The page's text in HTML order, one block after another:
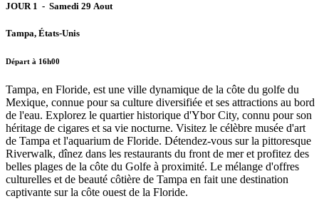
JOUR 1 - Samedi 29 Aout
Tampa, États-Unis
Départ à 16h00
Tampa, en Floride, est une ville dynamique de la côte du golfe du
Mexique, connue pour sa culture diversifiée et ses attractions au bord
de l'eau. Explorez le quartier historique d'Ybor City, connu pour son
héritage de cigares et sa vie nocturne. Visitez le célèbre musée d'art
de Tampa et l'aquarium de Floride. Détendez-vous sur la pittoresque
Riverwalk, dînez dans les restaurants du front de mer et profitez des
belles plages de la côte du Golfe à proximité. Le mélange d'offres
culturelles et de beauté côtière de Tampa en fait une destination
captivante sur la côte ouest de la Floride.